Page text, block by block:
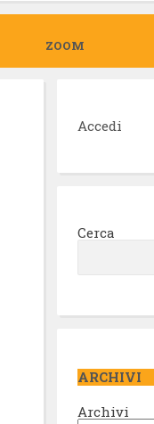
ZOOM
Accedi
Cerca
ARCHIVI
Archivi